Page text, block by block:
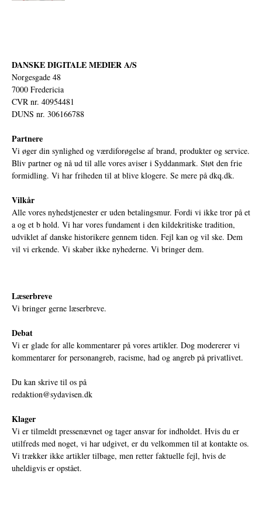
DANSKE DIGITALE MEDIER A/S
Norgesgade 48
7000 Fredericia
CVR nr. 40954481
DUNS nr. 306166788
Partnere
Vi øger din synlighed og værdiforøgelse af brand, produkter og service.
Bliv partner og nå ud til alle vores aviser i Syddanmark. Støt den frie
formidling. Vi har friheden til at blive klogere. Se mere på dkq.dk.
Vilkår
Alle vores nyhedstjenester er uden betalingsmur. Fordi vi ikke tror på et
a og et b hold. Vi har vores fundament i den kildekritiske tradition,
udviklet af danske historikere gennem tiden. Fejl kan og vil ske. Dem
vil vi erkende. Vi skaber ikke nyhederne. Vi bringer dem.
Læserbreve
Vi bringer gerne læserbreve.
Debat
Vi er glade for alle kommentarer på vores artikler. Dog modererer vi
kommentarer for personangreb, racisme, had og angreb på privatlivet.
Du kan skrive til os på
redaktion@sydavisen.dk
Klager
Vi er tilmeldt pressenævnet og tager ansvar for indholdet. Hvis du er
utilfreds med noget, vi har udgivet, er du velkommen til at kontakte os.
Vi trækker ikke artikler tilbage, men retter faktuelle fejl, hvis de
uheldigvis er opstået.